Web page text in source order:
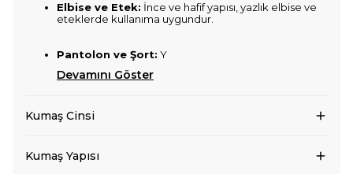
Elbise ve Etek: İnce ve hafif yapısı, yazlık elbise ve
eteklerde kullanıma uygundur.
Pantolon ve Şort: Y
Devamını Göster
Kumaş Cinsi
Kumaş Yapısı